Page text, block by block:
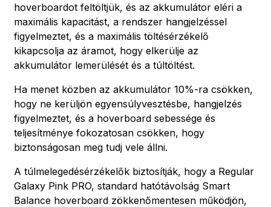
hoverboardot feltöltjük, és az akkumulátor eléri a
maximális kapacitást, a rendszer hangjelzéssel
figyelmeztet, és a maximális töltésérzékelő
kikapcsolja az áramot, hogy elkerülje az
akkumulátor lemerülését és a túltöltést.
Ha menet közben az akkumulátor 10%-ra csökken,
hogy ne kerüljön egyensúlyvesztésbe, hangjelzés
figyelmeztet, és a hoverboard sebessége és
teljesítménye fokozatosan csökken, hogy
biztonságosan meg tudj vele állni.
A túlmelegedésérzékelők biztosítják, hogy a Regular
Galaxy Pink PRO, standard hatótávolság Smart
Balance hoverboard zökkenőmentesen működjön,